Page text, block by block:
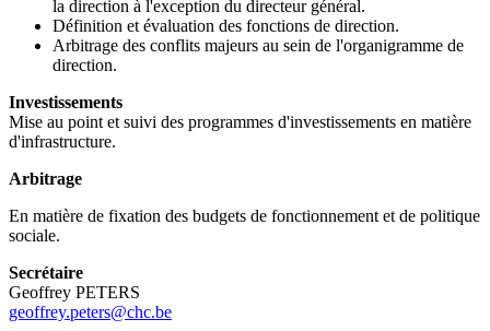
la direction à l'exception du directeur général.
Définition et évaluation des fonctions de direction.
​Arbitrage des conflits majeurs au sein de l'organigramme de
direction.
Investissements
Mise au point et suivi des programmes d'investissements en matière
d'infrastructure.
Arbitrage
En matière de fixation des budgets de fonctionnement et de politique
sociale.
Secrétaire
Geoffrey PETERS
geoffrey.peters@chc.be